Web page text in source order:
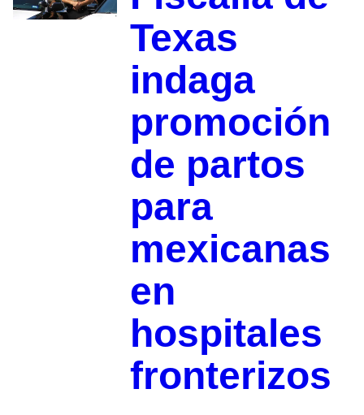
Texas
indaga
promoción
de partos
para
mexicanas
en
hospitales
fronterizos